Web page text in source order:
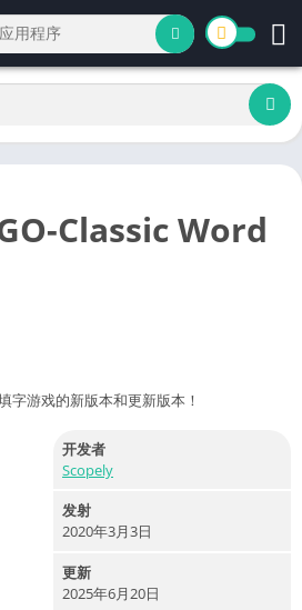
Classic Word
字游戏的新版本和更新版本！
开发者
Scopely
发射
2020年3月3日
更新
2025年6月20日